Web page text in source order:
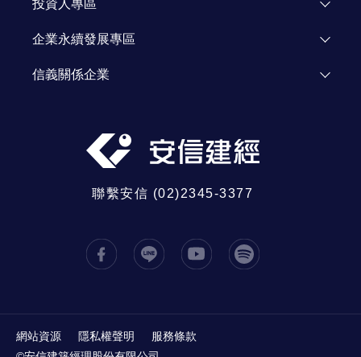
資源網站
投資人專區
投資人資訊
企業永續發展專區
企業永續發展
信義關係企業
信義居家
聯繫安信 (02)2345-3377
網站資源 隱私權聲明
服務條款